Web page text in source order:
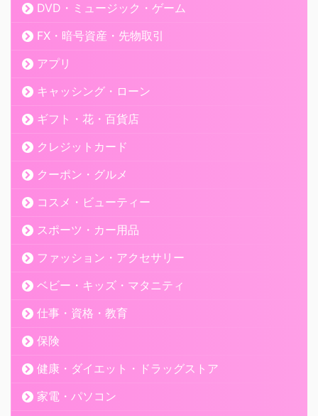
DVD・ミュージック・ゲーム
FX・暗号資産・先物取引
アプリ
キャッシング・ローン
ギフト・花・百貨店
クレジットカード
クーポン・グルメ
コスメ・ビューティー
スポーツ・カー用品
ファッション・アクセサリー
ベビー・キッズ・マタニティ
仕事・資格・教育
保険
健康・ダイエット・ドラッグストア
家電・パソコン